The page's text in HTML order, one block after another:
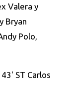
Valera y
Bryan
Polo,
ST Carlos